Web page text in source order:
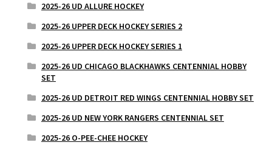
2025-26 UD ALLURE HOCKEY
2025-26 UPPER DECK HOCKEY SERIES 2
2025-26 UPPER DECK HOCKEY SERIES 1
2025-26 UD CHICAGO BLACKHAWKS CENTENNIAL HOBBY
SET
2025-26 UD DETROIT RED WINGS CENTENNIAL HOBBY SET
2025-26 UD NEW YORK RANGERS CENTENNIAL SET
2025-26 O-PEE-CHEE HOCKEY